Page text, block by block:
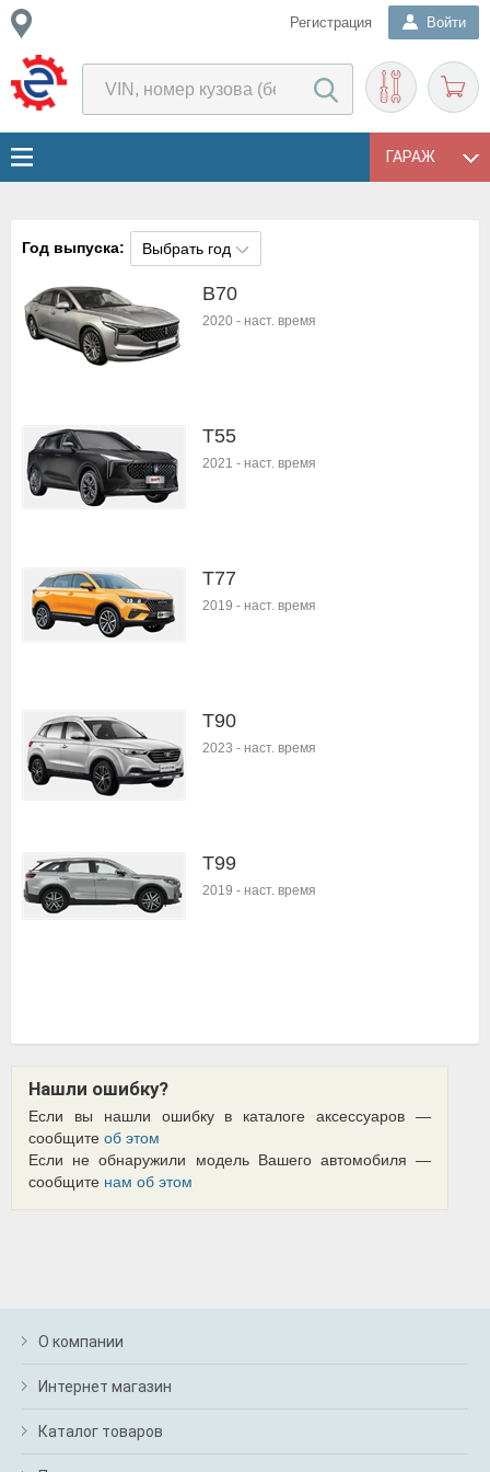
Регистрация Войти
ГАРАЖ
Год выпуска: Выбрать год
B70
2020 - наст. время
T55
2021 - наст. время
T77
2019 - наст. время
T90
2023 - наст. время
T99
2019 - наст. время
Нашли ошибку?
Если вы нашли ошибку в каталоге аксессуаров —
сообщите об этом
Если не обнаружили модель Вашего автомобиля —
сообщите нам об этом
О компании
Интернет магазин
Каталог товаров